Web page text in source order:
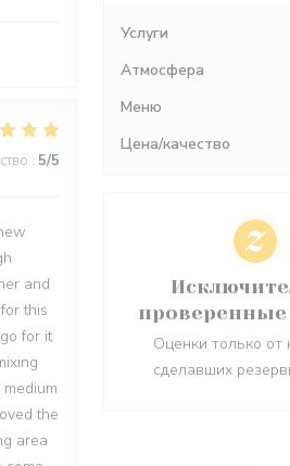
: 5/5
and
this
for it
the
area
Услуги
Атмосфера
Меню
Цена/качество
Оценки только от
сделавших